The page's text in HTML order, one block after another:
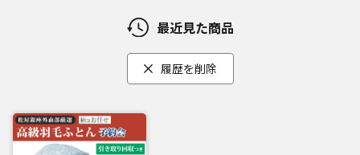
最近見た商品
履歴を削除